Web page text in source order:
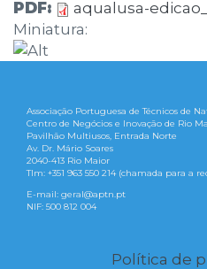
PDF:
aqualusa-
Miniatura:
Associação Portuguesa de Técnicos de
Centro de Negócios e Inovação de Rio
Pavilhão Multiusos, Entrada Norte
Av. Dr. Mário Soares
2040-413 Rio Maior
Tlm: +351 963 550 214 (chamada para a
E-mail: geral@aptn.pt
NIF: 500 812 004
Política de